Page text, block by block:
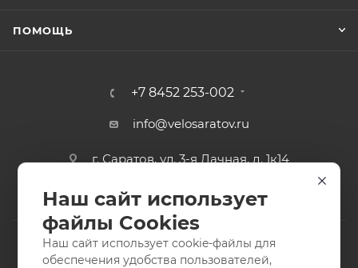
ПОМОЩЬ
+7 8452 253-002
info@velosaratov.ru
г. Саратов, ул. 3-я Дачная, д. 1к14
Наш сайт использует
файлы Cookies
Наш сайт использует cookie-файлы для
обеспечения удобства пользователей,